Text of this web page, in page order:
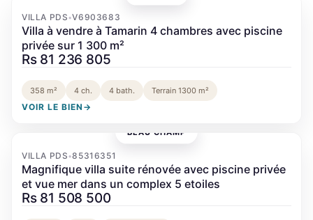
VILLA PDS•V6903683
Villa à vendre à Tamarin 4 chambres avec piscine
privée sur 1 300 m²
Rs 81 236 805
358 m² 4 ch. 4 bath. Terrain 1300 m²
VOIR LE BIEN →
BEAU CHAMP
VILLA PDS•85316351
Magnifique villa suite rénovée avec piscine privée
et vue mer dans un complex 5 etoiles
Rs 81 508 500